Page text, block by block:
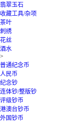
翡翠玉石
收藏工具/杂项
茶叶
刺绣
花丝
酒水
>
普通纪念币
人民币
纪念钞
连体钞/整版钞
评级钞币
港澳台钞币
外国钞币